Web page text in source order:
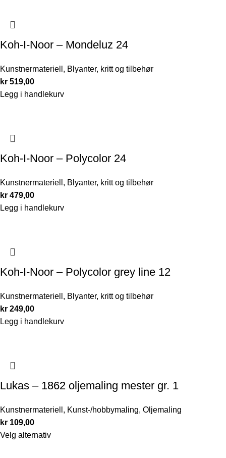
Koh-I-Noor – Mondeluz 24
Kunstnermateriell , Blyanter, kritt og tilbehør
kr 519,00
Legg i handlekurv
Koh-I-Noor – Polycolor 24
Kunstnermateriell , Blyanter, kritt og tilbehør
kr 479,00
Legg i handlekurv
Koh-I-Noor – Polycolor grey line 12
Kunstnermateriell , Blyanter, kritt og tilbehør
kr 249,00
Legg i handlekurv
Lukas – 1862 oljemaling mester gr. 1
Kunstnermateriell , Kunst-/hobbymaling, Oljemaling
kr 109,00
Velg alternativ